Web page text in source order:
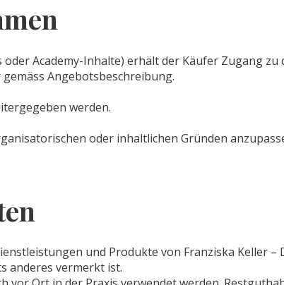
Academy-Inhalte) erhält der Käufer Zugang zu
Angebotsbeschreibung.
werden.
oder inhaltlichen Gründen
und Produkte von Franziska Keller –
anderes vermerkt ist.